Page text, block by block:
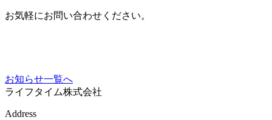
お気軽にお問い合わせください。
お知らせ一覧へ
ライフタイム株式会社
Address